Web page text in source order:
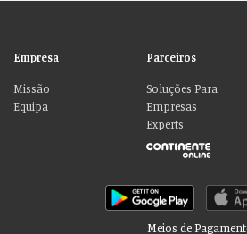
Empresa
Missão
Equipa
Parceiros
Soluções Para
Empresas
Experts
Meios de